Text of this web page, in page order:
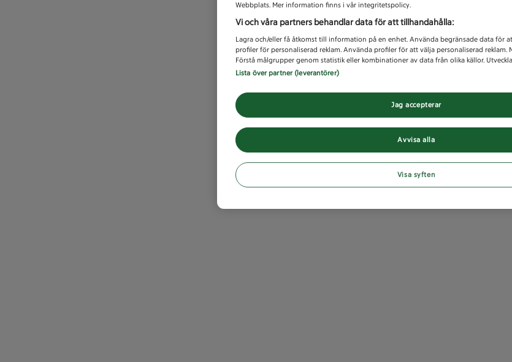
Webbplats. Mer information finns i vår integritetspolicy.
Vi och våra partners behandlar data för att tillhandahålla:
Lagra och/eller få åtkomst till information på en enhet. Använda begränsade data för
profiler för personaliserad reklam. Använda profiler för att välja personaliserad reklam.
Förstå målgrupper genom statistik eller kombinationer av data från olika källor.
Lista över partner (leverantörer)
Avvisa alla
Jag accepterar
Visa syften